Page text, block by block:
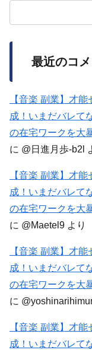
最近のコメ
【音楽 副業】才
成！いまだバレて
の在宅ワークを大
に @日進月歩-b2l
【音楽 副業】才
成！いまだバレて
の在宅ワークを大
に @Maetel9 より
【音楽 副業】才
成！いまだバレて
の在宅ワークを大
に
【音楽 副業】才
成！いまだバレて